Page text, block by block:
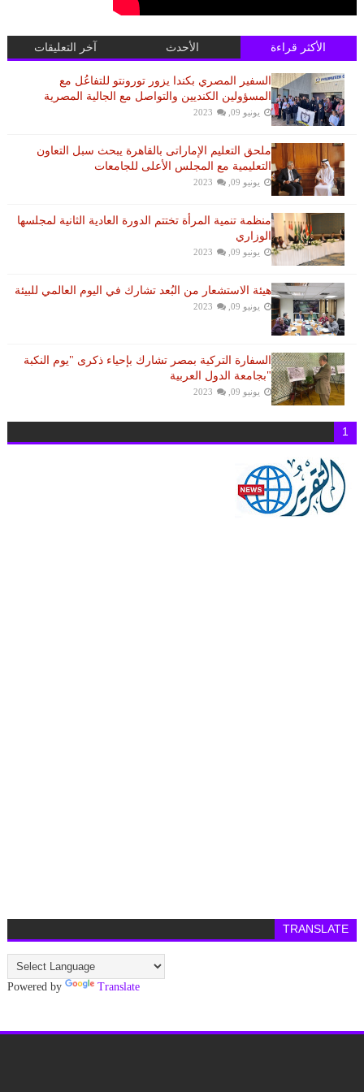
الأكثر قراءة الأحدث آخر التعليقات
السفير المصري بكندا يزور تورونتو للتفاعُل مع
المسؤولين الكنديين والتواصل مع الجالية المصرية
يونيو 09, 2023
ملحق التعليم الإماراتى بالقاهرة يبحث سبل التعاون
التعليمية مع المجلس الأعلى للجامعات
يونيو 09, 2023
منظمة تنمية المرأة تختتم الدورة العادية الثانية لمجلسها
الوزاري
يونيو 09, 2023
هيئة الاستشعار من البُعد تشارك في اليوم العالمي للبيئة
يونيو 09, 2023
السفارة التركية بمصر تشارك بإحياء ذكرى "يوم النكبة
"بجامعة الدول العربية
يونيو 09, 2023
1
TRANSLATE
Powered by Translate